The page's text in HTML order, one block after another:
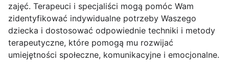
zajęć. Terapeuci i specjaliści mogą pomóc Wam
zidentyfikować indywidualne potrzeby Waszego
dziecka i dostosować odpowiednie techniki i metody
terapeutyczne, które pomogą mu rozwijać
umiejętności społeczne, komunikacyjne i emocjonalne.